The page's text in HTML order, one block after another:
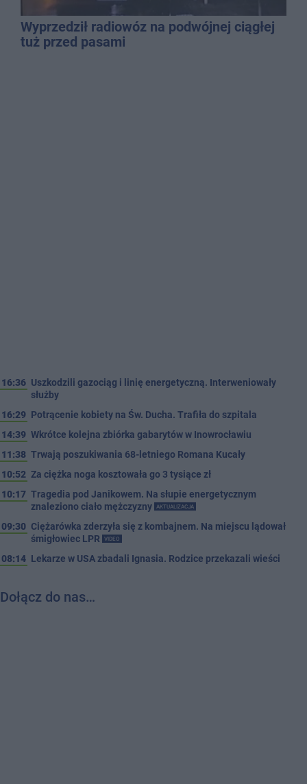
Wyprzedził radiowóz na podwójnej ciągłej
tuż przed pasami
16:36 Uszkodzili gazociąg i linię energetyczną. Interweniowały
służby
16:29 Potrącenie kobiety na Św. Ducha. Trafiła do szpitala
14:39 Wkrótce kolejna zbiórka gabarytów w Inowrocławiu
11:38 Trwają poszukiwania 68-letniego Romana Kucały
10:52 Za ciężka noga kosztowała go 3 tysiące zł
10:17 Tragedia pod Janikowem. Na słupie energetycznym
znaleziono ciało mężczyzny
AKTUALIZACJA
09:30 Ciężarówka zderzyła się z kombajnem. Na miejscu lądował
śmigłowiec LPR
VIDEO
08:14 Lekarze w USA zbadali Ignasia. Rodzice przekazali wieści
Dołącz do nas…